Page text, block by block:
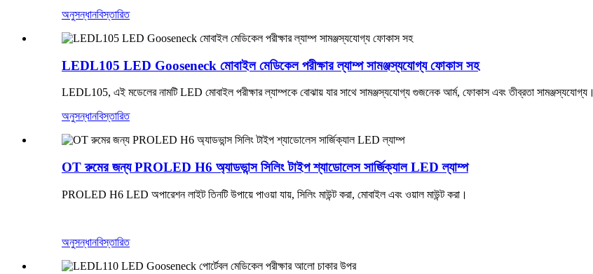
অনুসন্ধানবিস্তারিত
LEDL105 LED Gooseneck মোবাইল মেডিকেল পরীক্ষার ল্যাম্প সামঞ্জস্যযোগ্য ফোকাস সহ
LEDL105, এই মডেলের নামটি LED মোবাইল পরীক্ষার ল্যাম্পকে বোঝায় যার সাথে সামঞ্জস্যযোগ্য গুজনেক আর্ম, ফোকাস এবং তীব্রতা সামঞ্জস্যযোগ্য।
অনুসন্ধানবিস্তারিত
OT রুমের জন্য PROLED H6 অ্যাডভান্স সিলিং টাইপ শ্যাডোলেস সার্জিক্যাল LED ল্যাম্প
PROLED H6 LED অপারেশন লাইট তিনটি উপায়ে পাওয়া যায়, সিলিং মাউন্ট করা, মোবাইল এবং ওয়াল মাউন্ট করা।
অনুসন্ধানবিস্তারিত